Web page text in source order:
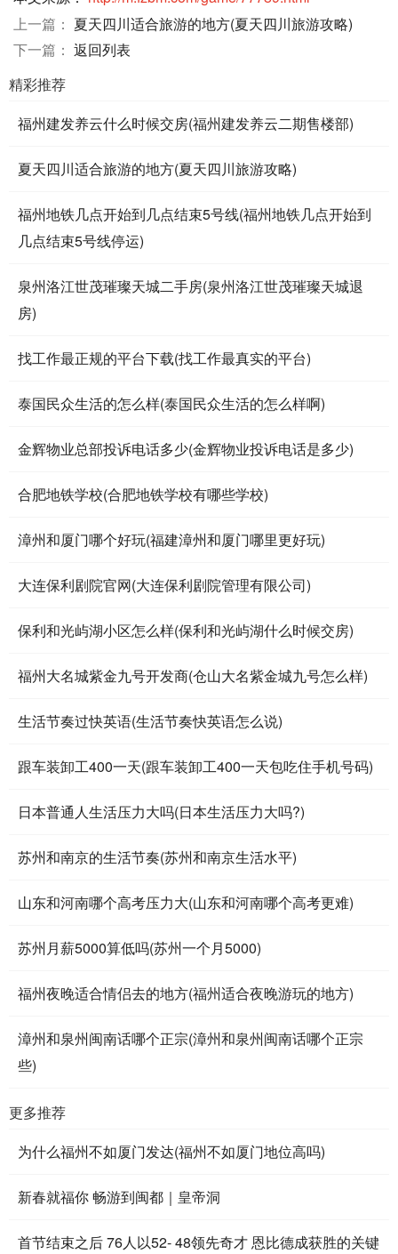
上一篇： 夏天四川适合旅游的地方(夏天四川旅游攻略)
下一篇： 返回列表
精彩推荐
福州建发养云什么时候交房(福州建发养云二期售楼部)
夏天四川适合旅游的地方(夏天四川旅游攻略)
福州地铁几点开始到几点结束5号线(福州地铁几点开始到
几点结束5号线停运)
泉州洛江世茂璀璨天城二手房(泉州洛江世茂璀璨天城退
房)
找工作最正规的平台下载(找工作最真实的平台)
泰国民众生活的怎么样(泰国民众生活的怎么样啊)
金辉物业总部投诉电话多少(金辉物业投诉电话是多少)
合肥地铁学校(合肥地铁学校有哪些学校)
漳州和厦门哪个好玩(福建漳州和厦门哪里更好玩)
大连保利剧院官网(大连保利剧院管理有限公司)
保利和光屿湖小区怎么样(保利和光屿湖什么时候交房)
福州大名城紫金九号开发商(仓山大名紫金城九号怎么样)
生活节奏过快英语(生活节奏快英语怎么说)
跟车装卸工400一天(跟车装卸工400一天包吃住手机号码)
日本普通人生活压力大吗(日本生活压力大吗?)
苏州和南京的生活节奏(苏州和南京生活水平)
山东和河南哪个高考压力大(山东和河南哪个高考更难)
苏州月薪5000算低吗(苏州一个月5000)
福州夜晚适合情侣去的地方(福州适合夜晚游玩的地方)
漳州和泉州闽南话哪个正宗(漳州和泉州闽南话哪个正宗
些)
更多推荐
为什么福州不如厦门发达(福州不如厦门地位高吗)
新春就福你 畅游到闽都｜皇帝洞
首节结束之后 76人以52- 48领先奇才 恩比德成获胜的关键